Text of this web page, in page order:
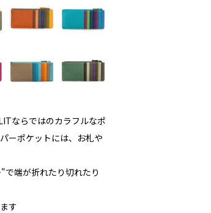
ならではのカラフルなポ
ーポケットには、お札や
端が折れたり切れたり
す